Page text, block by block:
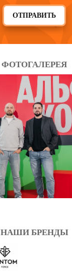
ОТПРАВИТЬ
ФОТОГАЛЕРЕЯ
НАШИ БРЕНДЫ